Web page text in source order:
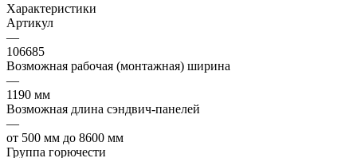
Характеристики
Артикул
—
106685
Возможная рабочая (монтажная) ширина
—
1190 мм
Возможная длина сэндвич-панелей
—
от 500 мм до 8600 мм
Группа горючести